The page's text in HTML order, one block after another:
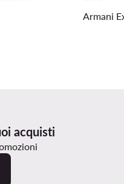
Armani
acquisti